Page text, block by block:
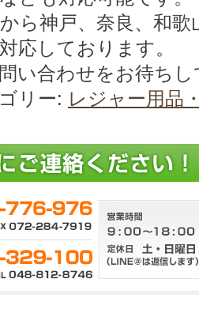
ら神戸、奈良、和歌
応しております。
い合わせをお待ち
リー: レジャー用品